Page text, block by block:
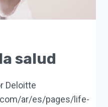
salud
Deloitte
ar/es/pages/life-